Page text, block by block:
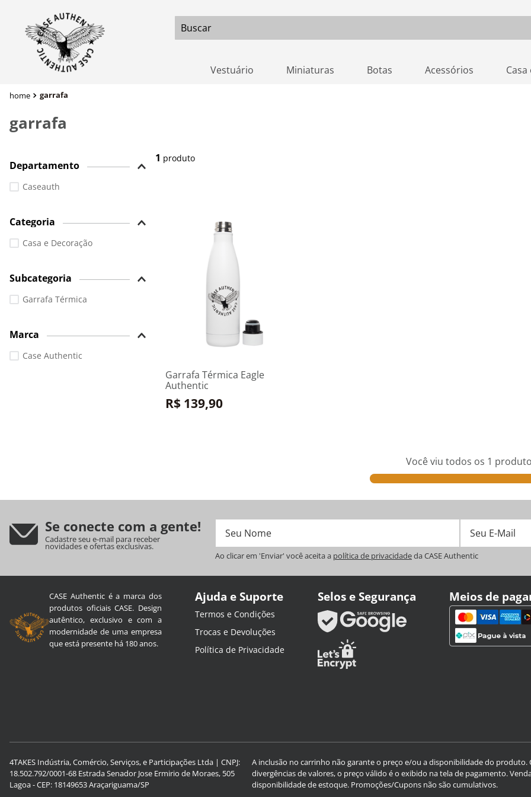
Vestuário Miniaturas Botas Acessórios
garrafa
garrafa
Departamento
Caseauth
Categoria
Casa e Decoração
Subcategoria
Garrafa Térmica
Marca
Case Authentic
1 produto
Indisponível
Garrafa Térmica Eagle
Authentic
R$ 139,90
Você viu todos os 1
Se conecte com a gente!
Cadastre seu e-mail para receber
novidades e ofertas exclusivas.
Ao clicar em 'Enviar' você aceita a política de privacidadeda CASE Authentic
CASE Authentic é a marca dos
produtos oficiais CASE. Design
autêntico, exclusivo e com a
modernidade de uma empresa
que está presente há 180 anos.
Ajuda e Suporte
Termos e Condições
Trocas e Devoluções
Política de Privacidade
Selos e Segurança Meios de
4TAKES Indústria, Comércio, Serviços, e Participações Ltda | CNPJ:
18.502.792/0001-68 Estrada Senador Jose Ermirio de Moraes, 505
Lagoa - CEP: 18149653 Araçariguama/SP
A inclusão no carrinho não garante o preço e/ou a disponibilidade do produto.
divergências de valores, o preço válido é o exibido na tela de pagamento.
disponibilidade de estoque. Promoções/Cupons não são cumulativos.